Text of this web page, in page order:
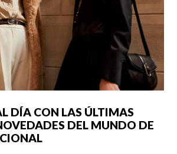
DÍA CON LAS ÚLTIMAS
DEL MUNDO DE